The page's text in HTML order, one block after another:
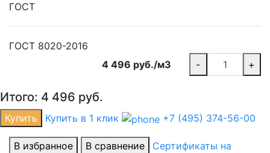
ГОСТ
ГОСТ 8020-2016
4 496 руб./м3
- +
Итого: 4 496 руб.
Купить Купить в 1 клик +7 (495) 374-56-00
В избранное В сравнение
Сертификаты на